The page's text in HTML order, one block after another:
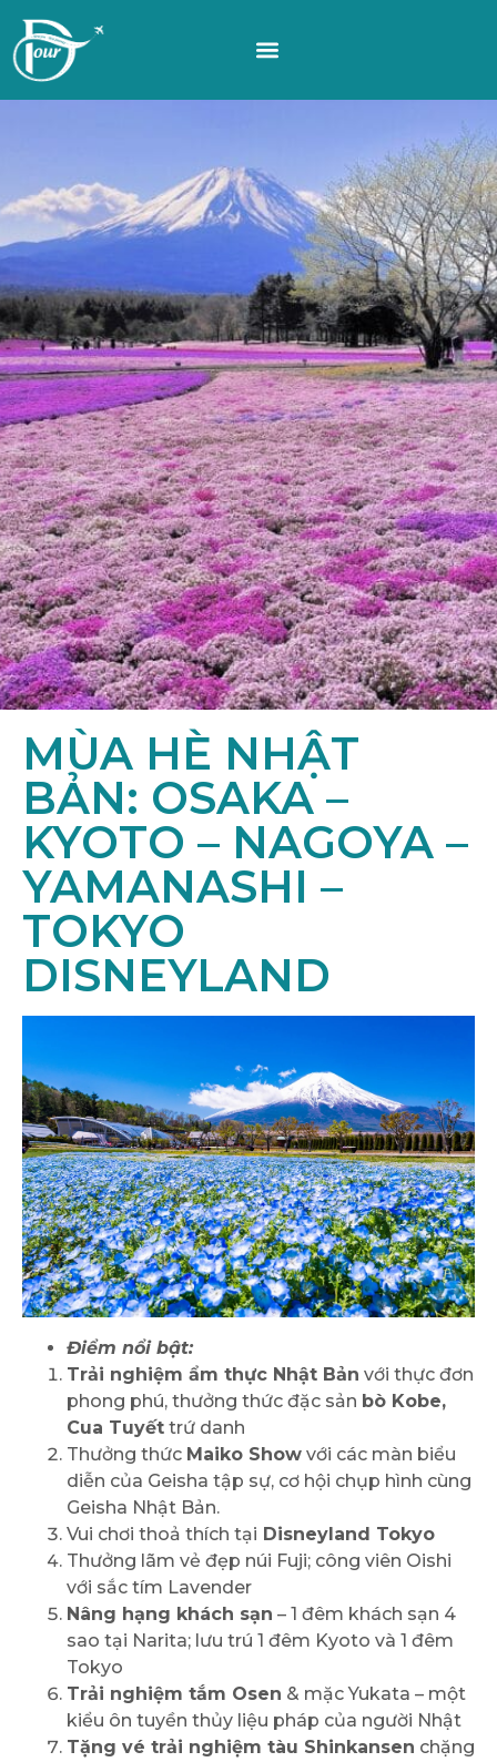
MÙA HÈ NHẬT
BẢN: OSAKA –
KYOTO – NAGOYA –
YAMANASHI –
TOKYO
DISNEYLAND
Điểm nổi bật:
Trải nghiệm ẩm thực Nhật Bản với thực đơn
phong phú, thưởng thức đặc sản bò Kobe,
Cua Tuyết trứ danh
Thưởng thức Maiko Show với các màn biểu
diễn của Geisha tập sự, cơ hội chụp hình cùng
Geisha Nhật Bản.
Vui chơi thoả thích tại Disneyland Tokyo
Thưởng lãm vẻ đẹp núi Fuji; công viên Oishi
với sắc tím Lavender
Nâng hạng khách sạn – 1 đêm khách sạn 4
sao tại Narita; lưu trú 1 đêm Kyoto và 1 đêm
Tokyo
Trải nghiệm tắm Osen & mặc Yukata – một
kiểu ôn tuyền thủy liệu pháp của người Nhật
Tặng vé trải nghiệm tàu Shinkansen chặng